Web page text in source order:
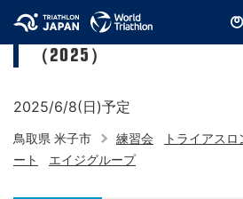
皆生トライアスロンBタ
（2025）
2025/6/8(日)予定
鳥取県 米子市 練習会 トライアス
ート
エイジグループ